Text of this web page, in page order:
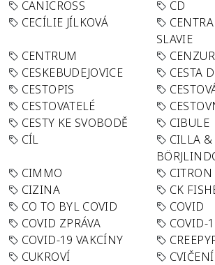
CANICROSS
CD
CECÍLIE JÍLKOVÁ
SLAVIE
CENTRUM
CESKEBUDEJOVICE
CESTA
CESTOPIS
CESTOVATELÉ
CESTY KE SVOBODĚ
CIBULE
CÍL
CILLA &
CIMMO
CITRON
CIZINA
CK
CO TO BYL COVID
COVID
COVID ZPRÁVA
COVID-
COVID-19 VAKCÍNY
CUKROVÍ
CVIČENÍ